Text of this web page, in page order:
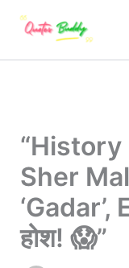
Sher
होश! 😱”